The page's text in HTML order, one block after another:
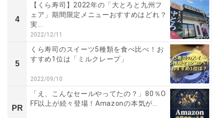
4
【くら寿司】2022年の「大とろと九州フ
ェア」期間限定メニューおすすめはどれ？
実...
2022/12/11
5
くら寿司のスイーツ5種類を食べ比べ！お
すすめ1位は「ミルクレープ」
2022/09/10
PR
「え、こんなセールやってたの？」80％O
FF以上が続々登場！Amazonの本気が...